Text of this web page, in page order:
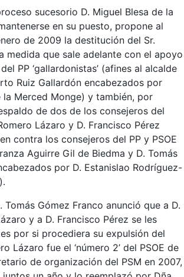
sucesorio D. Miguel Blesa de la
en su puesto, propone al
de 2009 la destitución del Sr.
medida que sale adelante con el apoyo
PP ‘gallardonistas’ (afines al alcalde
Ruiz Gallardón encabezados por
la Merced Monge) y también, por
de dos de los consejeros del
Lázaro y D. Francisco Pérez
contra los consejeros del PP y PSOE
Aguirre Gil de Biedma y D. Tomás
por D. Estanislao Rodríguez-
Tomás Gómez Franco anunció que a D.
y a D. Francisco Pérez se les
por si procediera su expulsión del
Lázaro fue el ‘número 2’ del PSOE de
de organización del PSM en 2007,